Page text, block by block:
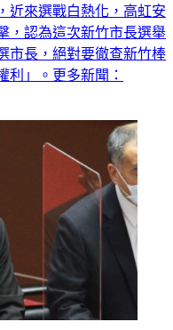
近來選戰白熱化，高虹安
，認為這次新竹市長選舉
市長，絕對要徹查新竹棒
利」。更多新聞：